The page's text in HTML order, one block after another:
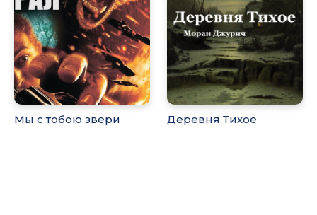
Мы с тобою звери Деревня Тихое